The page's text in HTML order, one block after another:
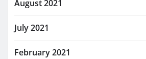
August 2021
July 2021
February 2021